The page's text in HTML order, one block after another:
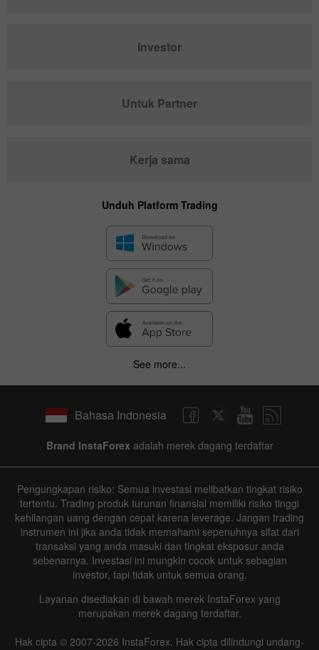
Investor
Untuk Partner
Kerja sama
Unduh Platform Trading
See more...
Bahasa Indonesia
Brand InstaForex adalah merek dagang terdaftar
Pengungkapan risiko: Semua investasi melibatkan tingkat risiko
tertentu. Trading produk turunan finansial memiliki risiko tinggi
kehilangan uang dengan cepat karena leverage. Jangan trading
instrumen ini jika anda tidak memahami sepenuhnya sifat dari
transaksi yang anda masuki dan tingkat eksposur anda
sebenarnya. Investasi ini mungkin cocok untuk sebagian
investor, tapi tidak untuk semua orang.
Layanan disediakan di bawah merek InstaForex yang
merupakan merek dagang terdaftar.
Hak cipta © 2007-2026 InstaForex. Hak cipta dilindungi undang-